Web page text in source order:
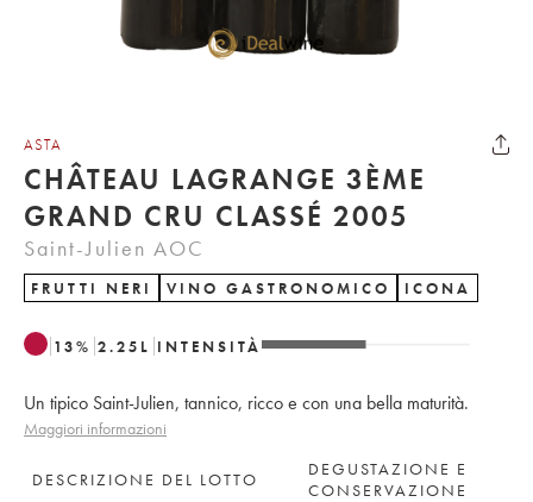
ASTA
CHÂTEAU LAGRANGE 3ÈME
GRAND CRU CLASSÉ 2005
Saint-Julien AOC
FRUTTI NERI VINO GASTRONOMICO ICONA
13% 2.25 L INTENSITÀ
Un tipico Saint-Julien, tannico, ricco e con una bella maturità.
Maggiori informazioni
DESCRIZIONE DEL LOTTO
DEGUSTAZIONE E
CONSERVAZIONE